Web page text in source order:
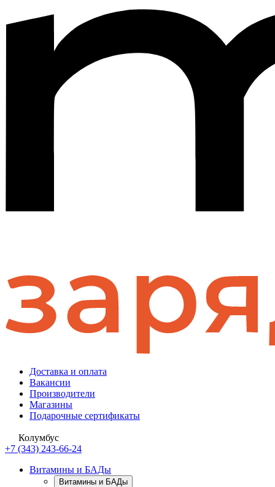
Доставка и оплата
Вакансии
Производители
Магазины
Подарочные сертификаты
Колумбус
+7 (343) 243-66-24
Витамины и БАДы
Витамины и БАДы